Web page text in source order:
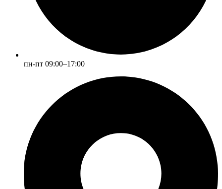
пн-пт 09:00–17:00